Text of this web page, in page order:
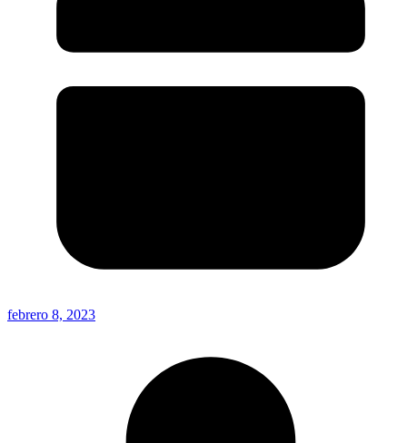
febrero 8, 2023